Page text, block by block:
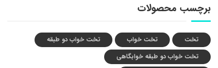
برچسب محصولات
تخت تخت خواب
تخت خواب دو طبقه
تخت خواب دو طبقه خوابگاهی